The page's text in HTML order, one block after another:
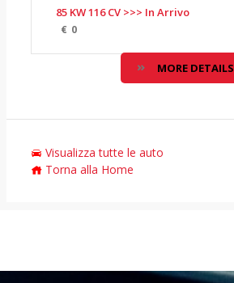
85 KW 116 CV >>> In Arrivo
€ 0
MORE DETAILS
Visualizza tutte le auto
Torna alla Home